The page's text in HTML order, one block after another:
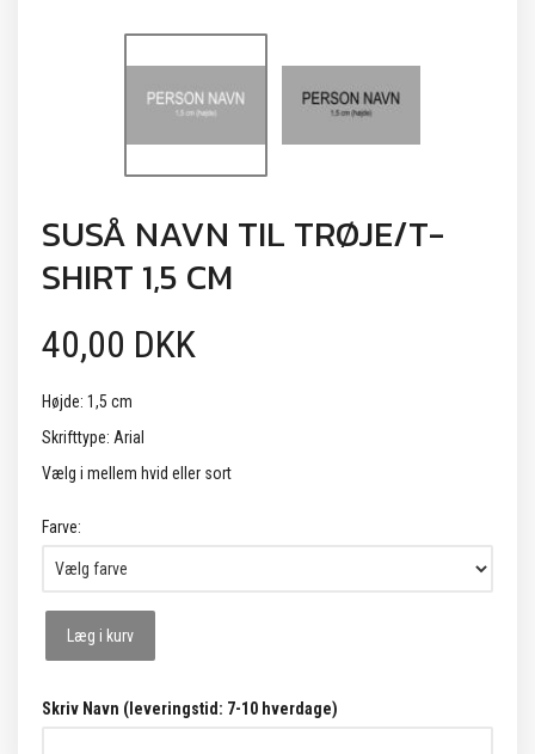
SUSÅ NAVN TIL TRØJE/T-
SHIRT 1,5 CM
40,00 DKK
Højde: 1,5 cm
Skrifttype: Arial
Vælg i mellem hvid eller sort
Farve:
Læg i kurv
Skriv Navn (leveringstid: 7-10 hverdage)